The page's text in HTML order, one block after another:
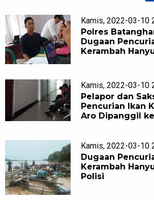
Kamis, 2022-03-10
Polres
Dugaan
Kerambah
Kamis, 2022-03-10
Pelapor dan
Pencurian Ikan
Aro Dipanggil
Kamis, 2022-03-10
Dugaan
Kerambah
Polisi